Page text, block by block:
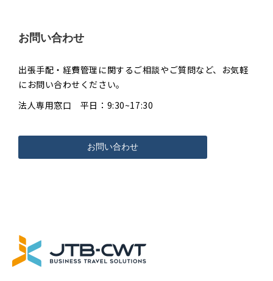
お問い合わせ
出張手配・経費管理に関するご相談やご質問など、お気軽
にお問い合わせください。
法人専用窓口 平日：9:30~17:30
お問い合わせ